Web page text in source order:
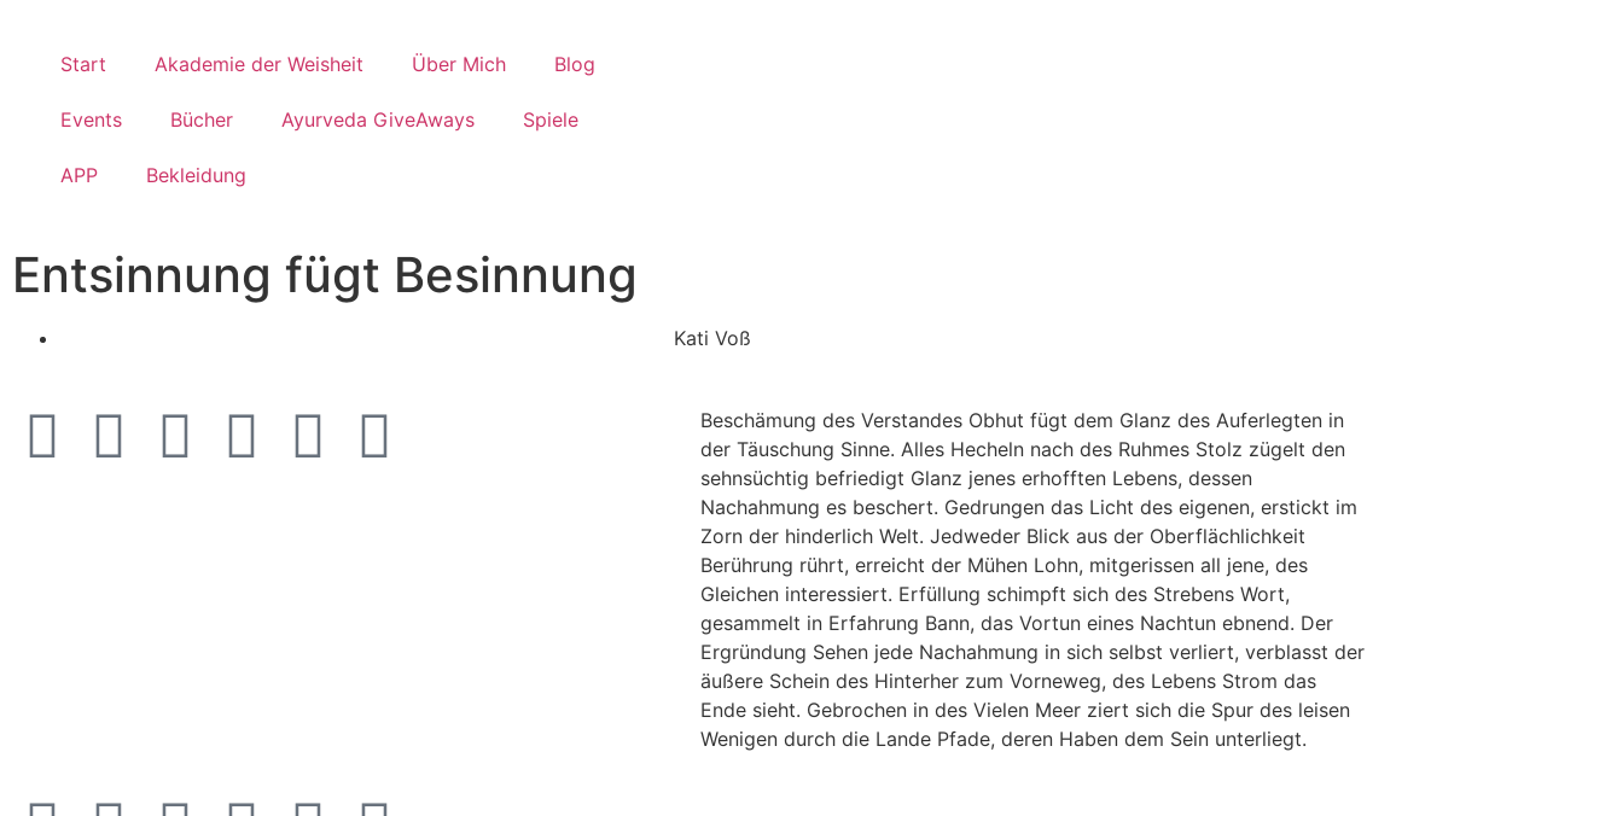
Start Akademie der Weisheit Über Mich Blog
Events Bücher Ayurveda GiveAways Spiele
APP Bekleidung
Entsinnung fügt Besinnung
Kati Voß
Beschämung des Verstandes Obhut fügt dem Glanz des Auferlegten in
der Täuschung Sinne. Alles Hecheln nach des Ruhmes Stolz zügelt den
sehnsüchtig befriedigt Glanz jenes erhofften Lebens, dessen
Nachahmung es beschert. Gedrungen das Licht des eigenen, erstickt im
Zorn der hinderlich Welt. Jedweder Blick aus der Oberflächlichkeit
Berührung rührt, erreicht der Mühen Lohn, mitgerissen all jene, des
Gleichen interessiert. Erfüllung schimpft sich des Strebens Wort,
gesammelt in Erfahrung Bann, das Vortun eines Nachtun ebnend. Der
Ergründung Sehen jede Nachahmung in sich selbst verliert, verblasst der
äußere Schein des Hinterher zum Vorneweg, des Lebens Strom das
Ende sieht. Gebrochen in des Vielen Meer ziert sich die Spur des leisen
Wenigen durch die Lande Pfade, deren Haben dem Sein unterliegt.